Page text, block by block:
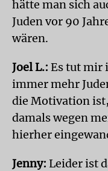
hätte man sich
Juden vor 90
wären.
Joel L.: Es tut mir
immer mehr
die Motivation
damals wegen
hierher
Jenny: Leider ist